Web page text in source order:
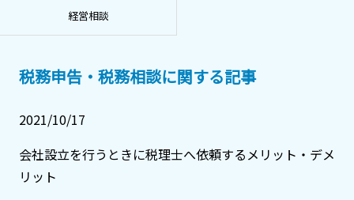
経営相談
税務申告・税務相談に関する記事
2021/10/17
会社設立を行うときに税理士へ依頼するメリット・デメ
リット